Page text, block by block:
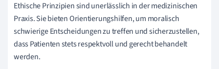
Ethische Prinzipien sind unerlässlich in der medizinischen
Praxis. Sie bieten Orientierungshilfen, um moralisch
schwierige Entscheidungen zu treffen und sicherzustellen,
dass Patienten stets respektvoll und gerecht behandelt
werden.